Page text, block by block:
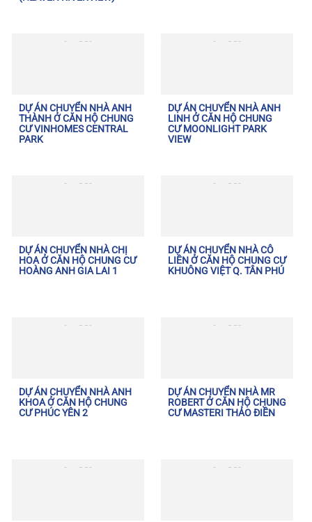
DỰ ÁN CHUYỂN NHÀ ANH
THÀNH Ở CĂN HỘ CHUNG
CƯ VINHOMES CENTRAL
PARK
DỰ ÁN CHUYỂN NHÀ ANH
LINH Ở CĂN HỘ CHUNG
CƯ MOONLIGHT PARK
VIEW
DỰ ÁN CHUYỂN NHÀ CHỊ
HOA Ở CĂN HỘ CHUNG CƯ
HOÀNG ANH GIA LAI 1
DỰ ÁN CHUYỂN NHÀ CÔ
LIÊN Ở CĂN HỘ CHUNG CƯ
KHUÔNG VIỆT Q. TÂN PHÚ
DỰ ÁN CHUYỂN NHÀ ANH
KHOA Ở CĂN HỘ CHUNG
CƯ PHÚC YÊN 2
DỰ ÁN CHUYỂN NHÀ MR
ROBERT Ở CĂN HỘ CHUNG
CƯ MASTERI THẢO ĐIỀN